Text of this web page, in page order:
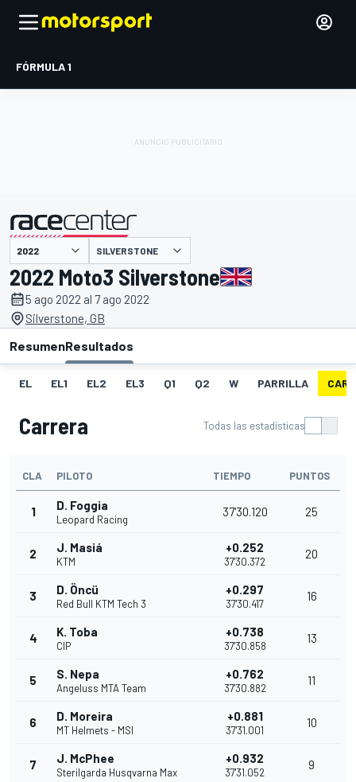
FÓRMULA 1
presentado por SILVERSTONE
2022 Moto3 Silverstone
5 ago 2022 al 7 ago 2022
Silverstone, GB
ResumenResultados
EL EL1 EL2 EL3 Q1 Q2 W PARRILLA
Carrera Todas las estadísticas
CLA PILOTO TIEMPO PUNTOS
1 D. Foggia
Leopard Racing
37'30.120 25
2 J. Masiá
KTM
+0.252
37'30.372
20
3 D. Öncü
Red Bull KTM Tech 3
+0.297
37'30.417
16
4 K. Toba
CIP
+0.738
37'30.858
13
5 S. Nepa
Angeluss MTA Team
+0.762
37'30.882
11
6 D. Moreira
MT Helmets - MSI
+0.881
37'31.001
10
7 J. McPhee
Sterilgarda Husqvarna Max
+0.932
37'31.052
9